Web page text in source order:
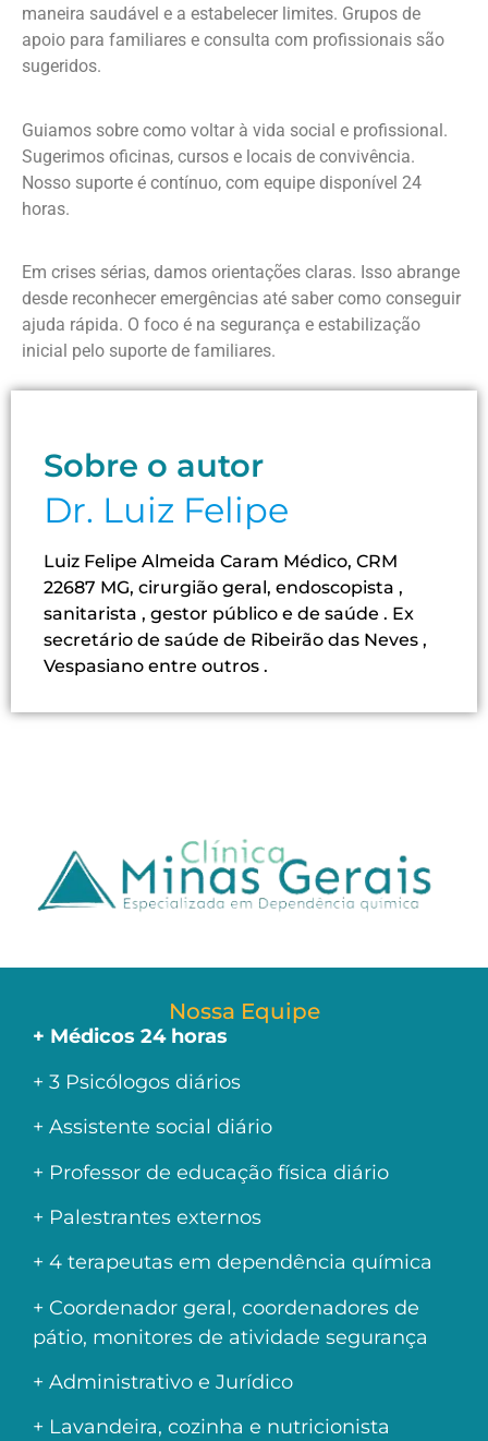
maneira saudável e a estabelecer limites. Grupos de
apoio para familiares e consulta com profissionais são
sugeridos.
Guiamos sobre como voltar à vida social e profissional.
Sugerimos oficinas, cursos e locais de convivência.
Nosso suporte é contínuo, com equipe disponível 24
horas.
Em crises sérias, damos orientações claras. Isso abrange
desde reconhecer emergências até saber como conseguir
ajuda rápida. O foco é na segurança e estabilização
inicial pelo suporte de familiares.
Sobre o autor
Dr. Luiz Felipe
Luiz Felipe Almeida Caram Médico, CRM
22687 MG, cirurgião geral, endoscopista ,
sanitarista , gestor público e de saúde . Ex
secretário de saúde de Ribeirão das Neves ,
Vespasiano entre outros .
Nossa Equipe
+ Médicos 24 horas
+ 3 Psicólogos diários
+ Assistente social diário
+ Professor de educação física diário
+ Palestrantes externos
+ 4 terapeutas em dependência química
+ Coordenador geral, coordenadores de
pátio, monitores de atividade segurança
+ Administrativo e Jurídico
+ Lavandeira, cozinha e nutricionista